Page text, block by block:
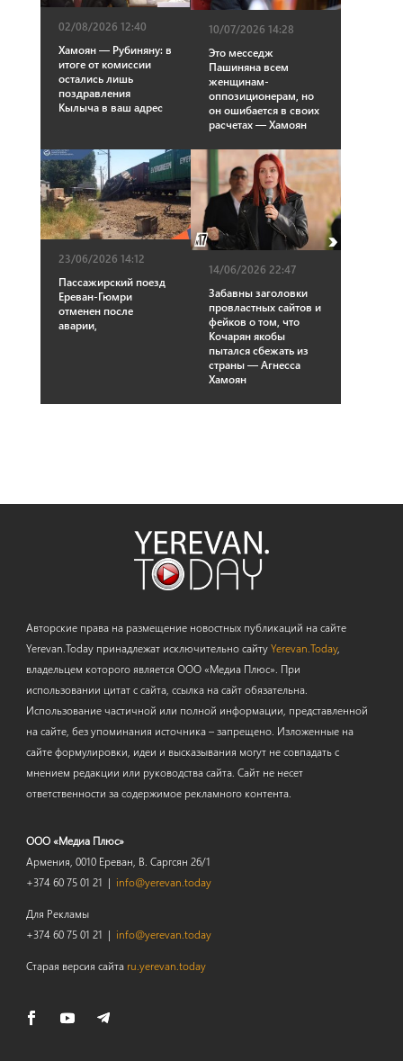
02/08/2026 12:40
Хамоян — Рубиняну: в
итоге от комиссии
остались лишь
поздравления
Кылыча в ваш адрес
10/07/2026 14:28
Это месседж
Пашиняна всем
женщинам-
оппозиционерам, но
он ошибается в своих
расчетах — Хамоян
23/06/2026 14:12
Пассажирский поезд
Ереван-Гюмри
отменен после
аварии,
14/06/2026 22:47
Забавны заголовки
провластных сайтов и
фейков о том, что
Кочарян якобы
пытался сбежать из
страны — Агнесса
Хамоян
Авторские права на размещение новостных публикаций на сайте
Yerevan.Today принадлежат исключительно сайтуYerevan.Today,
владельцем которого является ООО «Медиа Плюс». При
использовании цитат с сайта, ссылка на сайт обязательна.
Использование частичной или полной информации, представленной
на сайте, без упоминания источника – запрещено. Изложенные на
сайте формулировки, идеи и высказывания могут не совпадать с
мнением редакции или руководства сайта. Сайт не несет
ответственности за содержимое рекламного контента.
ООО «Медиа Плюс»
Армения, 0010 Ереван, В. Саргсян 26/1
+374 60 75 01 21 | info@yerevan.today
Для Рекламы
+374 60 75 01 21 | info@yerevan.today
Старая версия сайта ru.yerevan.today